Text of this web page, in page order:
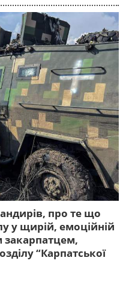
про те що
у щирій, емоційній
закарпатцем,
“Карпатської